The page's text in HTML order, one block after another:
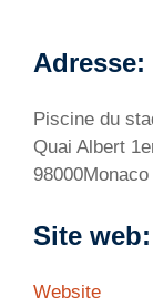
Adresse:
Piscine du
Quai Albert
98000Monaco
Site web:
Website